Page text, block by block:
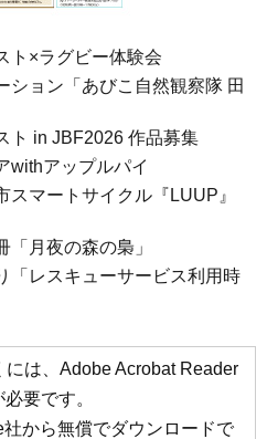
ト×ラグビー体験会
ション「あびこ自然観察隊 田
ト in JBF2026 作品募集
withアップルパイ
スマートサイクル『LUUP』
「月夜の森の梟」
「レスキューサービス利用時
は、Adobe Acrobat Reader
要です。
から無償でダウンロードで